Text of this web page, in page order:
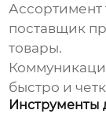
Ассортимент
поставщик
товары.
быстро и
Инструменты